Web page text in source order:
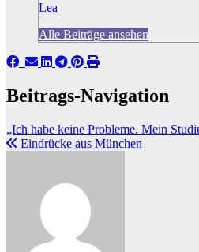
Lea
Alle Beiträge ansehen
Beitrags-Navigation
„Ich habe keine Probleme. Mein
Eindrücke aus München